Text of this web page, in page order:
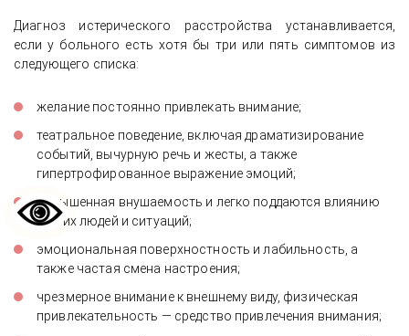
Диагноз истерического расстройства устанавливается,
если у больного есть хотя бы три или пять симптомов из
следующего списка:
желание постоянно привлекать внимание;
театральное поведение, включая драматизирование
событий, вычурную речь и жесты, а также
гипертрофированное выражение эмоций;
повышенная внушаемость и легко поддаются влиянию
других людей и ситуаций;
эмоциональная поверхностность и лабильность, а
также частая смена настроения;
чрезмерное внимание к внешнему виду, физическая
привлекательность — средство привлечения внимания;